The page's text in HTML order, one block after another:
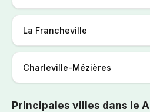
La Francheville
Charleville-Mézières
Principales villes dans le